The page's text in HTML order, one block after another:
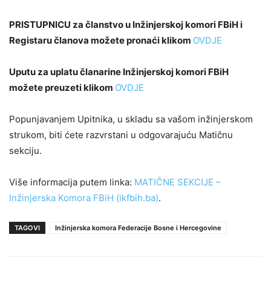
PRISTUPNICU za članstvo u Inžinjerskoj komori FBiH i
Registaru članova možete pronaći klikom OVDJE
Uputu za uplatu članarine Inžinjerskoj komori FBiH
možete preuzeti klikom OVDJE
Popunjavanjem Upitnika, u skladu sa vašom inžinjerskom
strukom, biti ćete razvrstani u odgovarajuću Matičnu
sekciju.
Više informacija putem linka: MATIČNE SEKCIJE –
Inžinjerska Komora FBiH (ikfbih.ba).
TAGOVI Inžinjerska komora Federacije Bosne i Hercegovine